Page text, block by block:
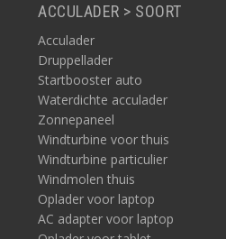
ACCULADER > SOORT
Acculader
Druppellader
Startbooster auto
Waterdichte acculader
Zonnepaneel
Windturbine voor thuis
Windturbine particulier
Windmolen thuis
Oplader voor laptop
AC adapter voor laptop